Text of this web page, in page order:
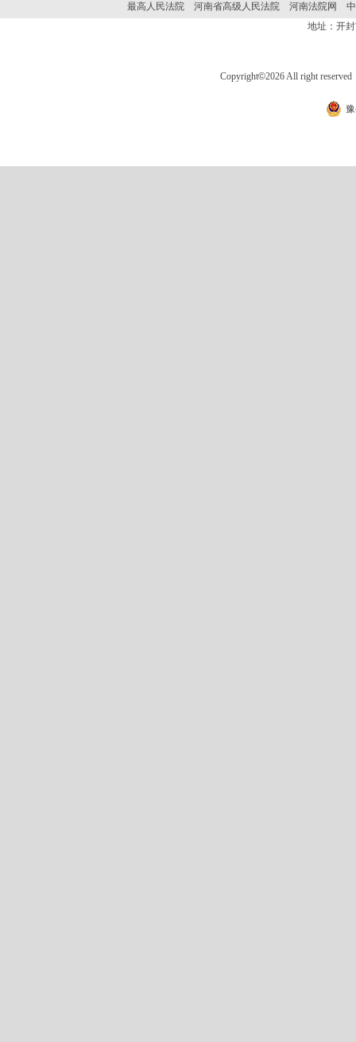
最高人民法院 河南省高级人民法院 河南法院网
地址：开
Copyright©2026 All right